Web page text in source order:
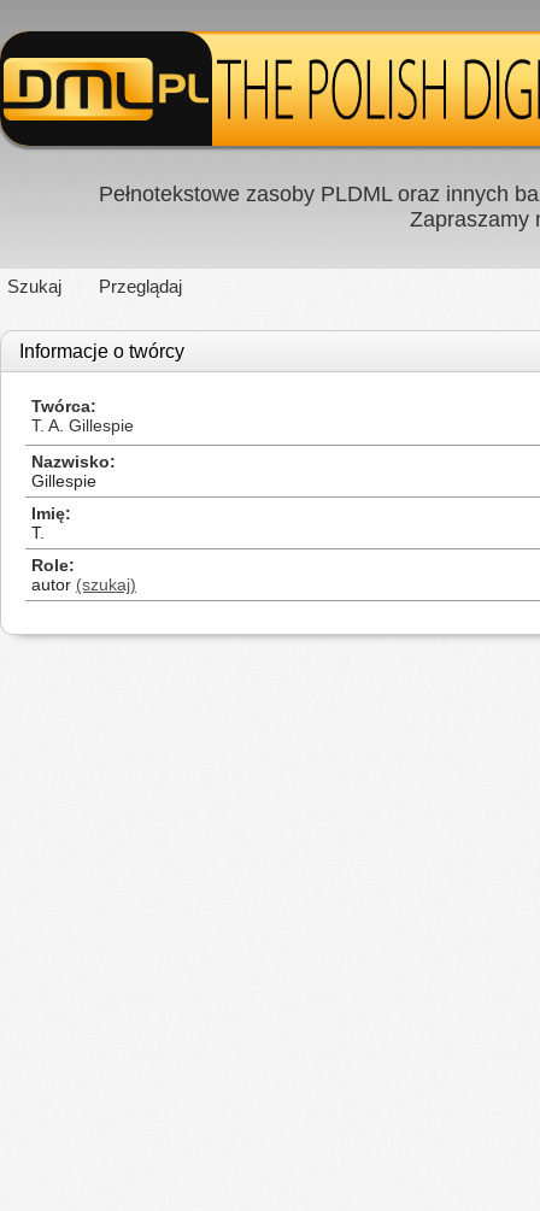
Pełnotekstowe zasoby PLDML oraz innych
Zapraszamy
Szukaj Przeglądaj
Informacje o twórcy
Twórca
T. A. Gillespie
Nazwisko
Gillespie
Imię
T.
Role
autor (szukaj)